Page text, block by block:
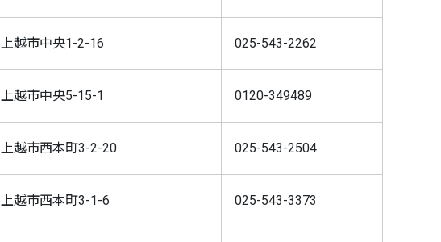
上越市中央1-2-16 025-543-2262
上越市中央5-15-1 0120-349489
上越市西本町3-2-20 025-543-2504
上越市西本町3-1-6 025-543-3373